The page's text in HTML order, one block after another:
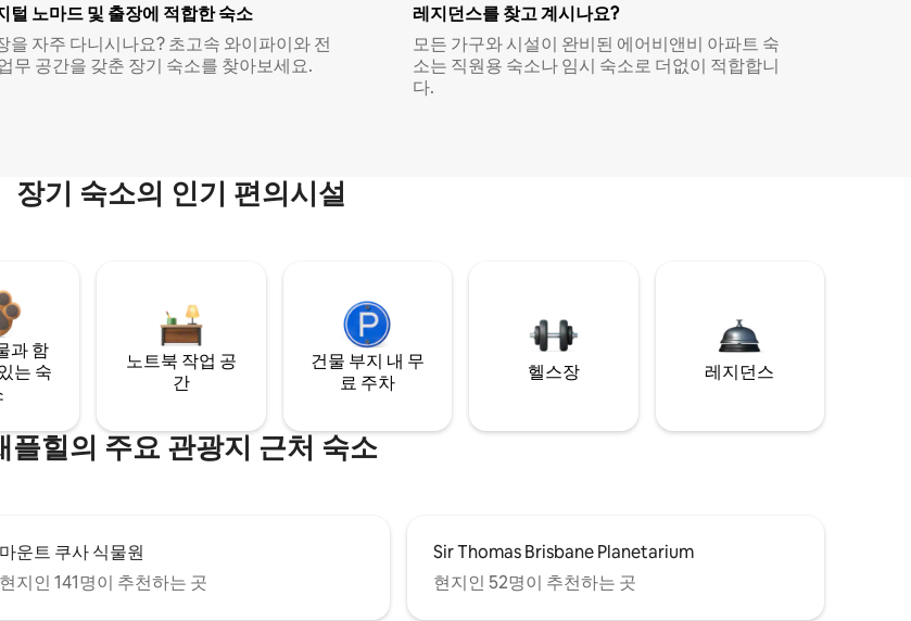
털 노마드 및 출장에 적합한 숙소
을 자주 다니시나요? 초고속 와이파이와 전
무 공간을 갖춘 장기 숙소를 찾아보세요.
레지던스를 찾고 계시나요?
모든 가구와 시설이 완비된 에어비앤비 아파트 숙
소는 직원용 숙소나 임시 숙소로 더없이 적합합니
다.
장기 숙소의 인기 편의시설
과 함
는 숙
노트북 작업 공
간
건물 부지 내 무
료 주차
헬스장 레지던스
플힐의 주요 관광지 근처 숙소
마운트 쿠사 식물원
현지인 141명이 추천하는 곳
Sir Thomas Brisbane Planetarium
현지인 52명이 추천하는 곳